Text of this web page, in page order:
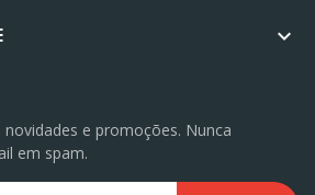

e promoções. Nunca
em spam.